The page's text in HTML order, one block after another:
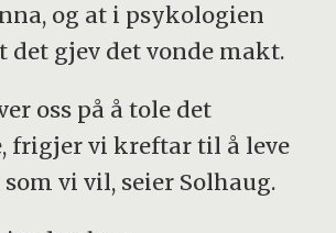
og at i psykologien
det gjev det vonde makt.
oss på å tole det
frigjer vi kreftar til å leve
vi vil, seier Solhaug.